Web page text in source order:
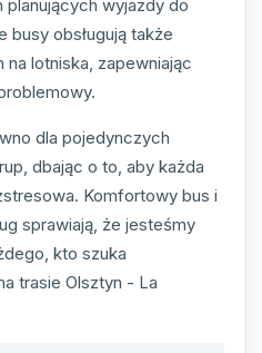
wyjazdy do
busy obsługują także
lotniska, zapewniając
dla pojedynczych
dbając o to, aby każda
Komfortowy bus i
sprawiają, że jesteśmy
kto szuka
trasie Olsztyn - La